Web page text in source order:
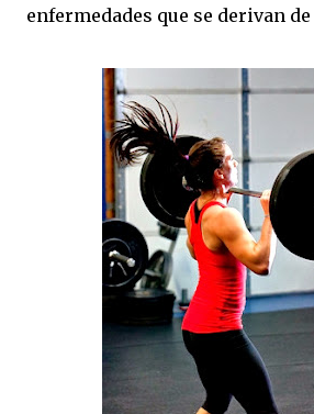
enfermedades que se derivan